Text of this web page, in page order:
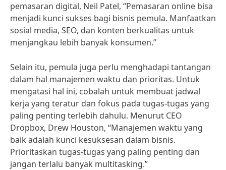
pemasaran digital, Neil Patel, “Pemasaran online bisa
menjadi kunci sukses bagi bisnis pemula. Manfaatkan
sosial media, SEO, dan konten berkualitas untuk
menjangkau lebih banyak konsumen.”
Selain itu, pemula juga perlu menghadapi tantangan
dalam hal manajemen waktu dan prioritas. Untuk
mengatasi hal ini, cobalah untuk membuat jadwal
kerja yang teratur dan fokus pada tugas-tugas yang
paling penting terlebih dahulu. Menurut CEO
Dropbox, Drew Houston, “Manajemen waktu yang
baik adalah kunci kesuksesan dalam bisnis.
Prioritaskan tugas-tugas yang paling penting dan
jangan terlalu banyak multitasking.”